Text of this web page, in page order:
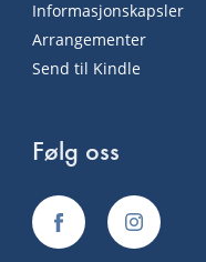
Informasjonskapsler
Arrangementer
Send til Kindle
Følg oss